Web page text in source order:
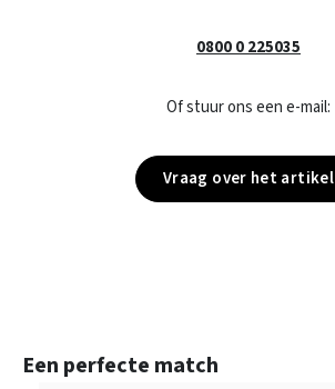
0800 0 225035
Of stuur ons een e-mail:
Vraag over het artikel
Productgalerij overslaan
Een perfecte match